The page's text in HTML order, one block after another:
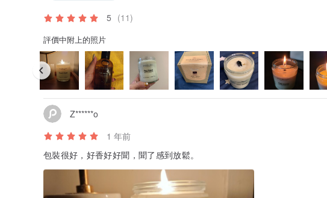
5 (11)
評價中附上的照片
Z******o
1 年前
包裝很好，好香好好聞，聞了感到放鬆。